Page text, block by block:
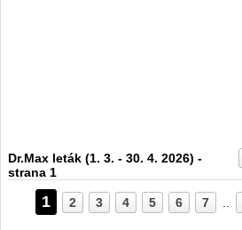
Dr.Max leták (1. 3. - 30. 4. 2026) -
strana 1
1 2 3 4 5 6 7 ..